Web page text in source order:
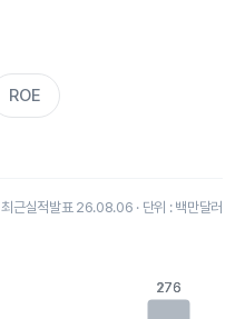
ROE
최근실적발표 26.08.06 · 단위 : 백만달러
276
276